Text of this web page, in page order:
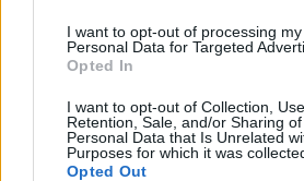
I want to opt-out of processing my
Personal Data for Targeted
Opted In
I want to opt-out of Collection, Use,
Retention, Sale, and/or Sharing
Personal Data that Is Unrelated
Purposes for which it was
Opted Out